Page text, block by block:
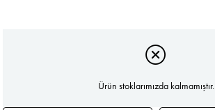
Ürün stoklarımızda kalmamıştır.